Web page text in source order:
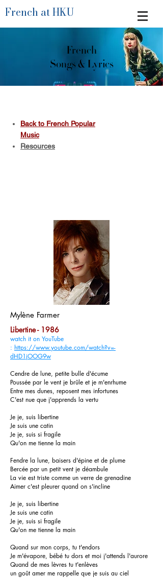
French at HKU
French
Songs & Lyrics
Back to French Popular
Music
Resources
Mylène Farmer
Libertine - 1986
watch it on YouTube
: https://www.youtube.com/watch?v=-
dHD1jOOG9w
Cendre de lune, petite bulle d'écume
Poussée par le vent je brûle et je m'enrhume
Entre mes dunes, reposent mes infortunes
C'est nue que j'apprends la vertu
Je je, suis libertine
Je suis une catin
Je je, suis si fragile
Qu'on me tienne la main
Fendre la lune, baisers d'épine et de plume
Bercée par un petit vent je déambule
La vie est triste comme un verre de grenadine
Aimer c'est pleurer quand on s'incline
Je je, suis libertine
Je suis une catin
Je je, suis si fragile
Qu'on me tienne la main
Quand sur mon corps, tu t'endors
Je m'évapore, bébé tu dors et moi j'attends l'aurore
Quand de mes lèvres tu t'enlèves
un goût amer me rappelle que je suis au ciel